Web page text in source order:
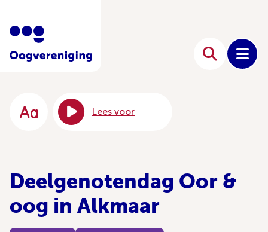
Lees voor
Deelgenotendag Oor &
oog in Alkmaar